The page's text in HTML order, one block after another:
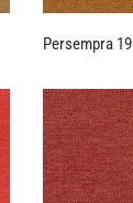
Persempra 19